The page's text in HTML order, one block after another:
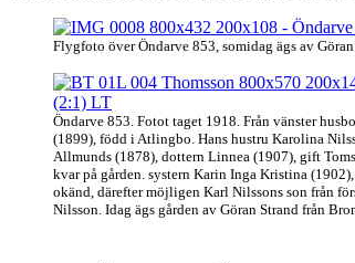
Flygfoto över Öndarve 853, somidag ägs av
Öndarve 853. Fotot taget 1918. Från vänster
(1899), född i Atlingbo. Hans hustru Karolina
Allmunds (1878), dottern Linnea (1907), gift
kvar på gården. systern Karin Inga Kristina
okänd, därefter möjligen Karl Nilssons son från
Nilsson. Idag ägs gården av Göran Strand från